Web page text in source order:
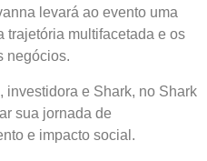
levará ao evento uma
trajetória multifacetada e os
negócios.
investidora e Shark, no Shark
sua jornada de
e impacto social.